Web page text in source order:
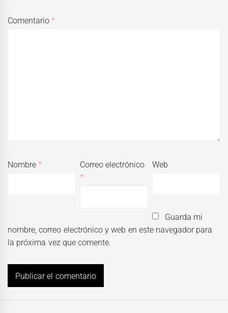
Comentario*
Nombre*
Correo electrónico
*
Web
Guarda mi
nombre, correo electrónico y web en este navegador para
la próxima vez que comente.